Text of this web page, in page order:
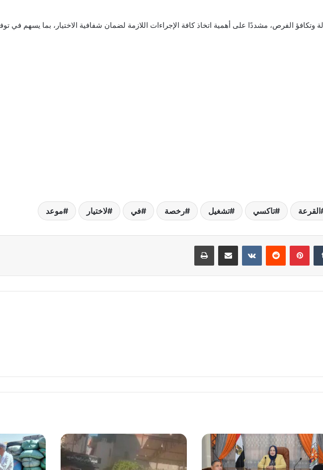
الفرص، مشددًا على أهمية اتخاذ كافة الإجراءات اللازمة لضمان شفافية الاختيار، بما يسهم في
القرعة تاكسي تشغيل رخصة في لاختيار موعد
بينتيريست مشاركة عبر البريد طباعة